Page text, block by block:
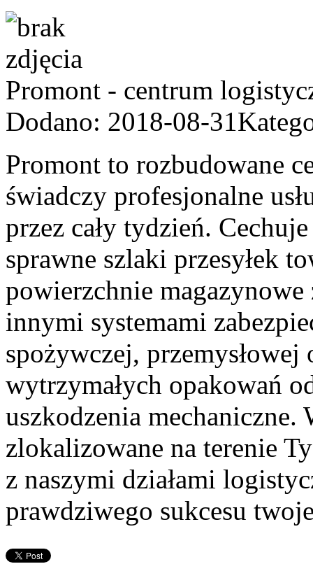
Promont - centrum
Dodano: 2018-08-31
Promont to rozbudowane
świadczy profesjonalne
przez cały tydzień.
sprawne szlaki przesyłek
powierzchnie
innymi systemami
spożywczej,
wytrzymałych opakowań
uszkodzenia
zlokalizowane na terenie
z naszymi działami
prawdziwego sukcesu